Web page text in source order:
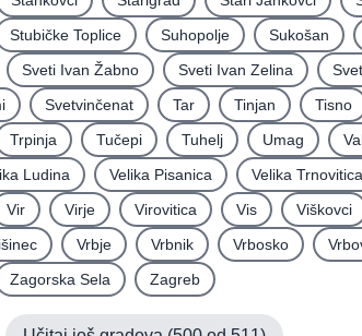
Stubičke Toplice Suhopolje Sukošan
Sveti Ivan Žabno Sveti Ivan Zelina
Svetvinčenat Tar Tinjan Tisno
Trpinja Tučepi Tuhelj Umag
Ludina Velika Pisanica Velika Trnovitica
Vir Virje Virovitica Vis Viškovci
Vrbje Vrbnik Vrbosko
Zagorska Sela Zagreb